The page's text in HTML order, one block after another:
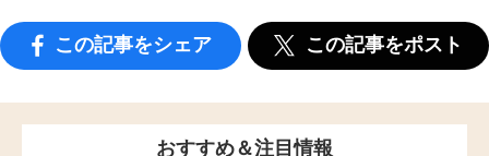
この記事をシェア この記事をポスト
おすすめ＆注目情報